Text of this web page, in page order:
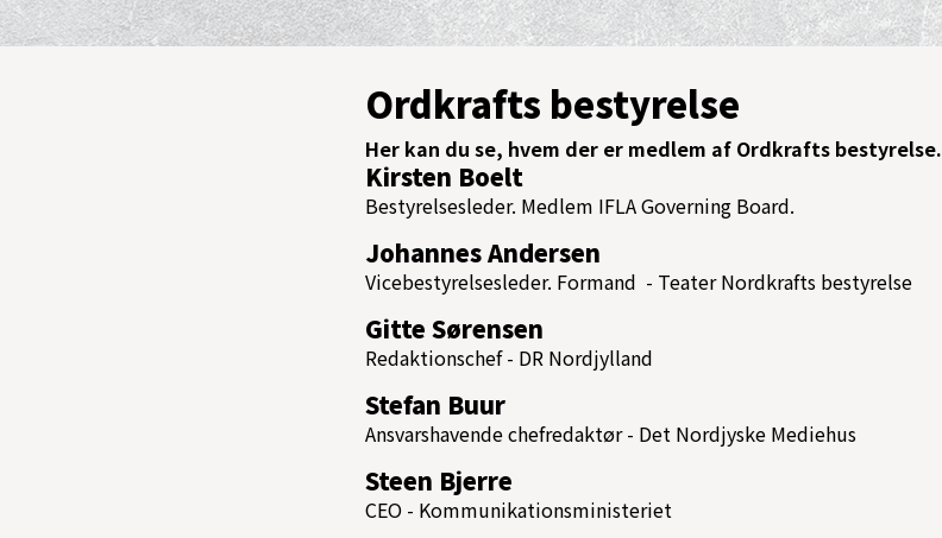
Ordkrafts bestyrelse
Her kan du se, hvem der er medlem af Ordkrafts bestyrelse.
Kirsten Boelt
Bestyrelsesleder. Medlem IFLA Governing Board.
Johannes Andersen
Vicebestyrelsesleder. Formand - Teater Nordkrafts bestyrelse
Gitte Sørensen
Redaktionschef - DR Nordjylland
Stefan Buur
Ansvarshavende chefredaktør - Det Nordjyske Mediehus
Steen Bjerre
CEO - Kommunikationsministeriet